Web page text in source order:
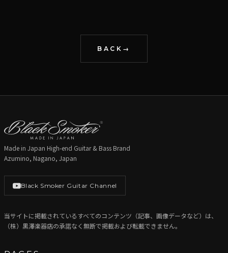
BACK
Made in Japan High-end Guitar & Bass Brand
Azumino, Nagano, Japan
Black Smoker Guitar Channel
当サイトに掲載されているすべてのコンテンツ（記事、画像データなど）は、
（株）黒澤楽器店の承諾なく無断で掲載および転載できません。